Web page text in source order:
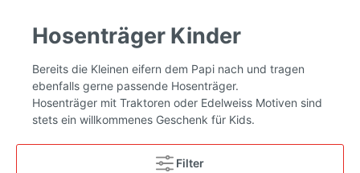
Hosenträger Kinder
Bereits die Kleinen eifern dem Papi nach und tragen
ebenfalls gerne passende Hosenträger.
Hosenträger mit Traktoren oder Edelweiss Motiven sind
stets ein willkommenes Geschenk für Kids.
Filter